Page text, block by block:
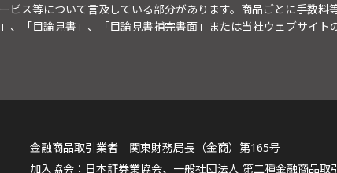
ビス等について言及している部分があります。商品ごとに手数料
、「目論見書」、「目論見書補完書面」または当社ウェブサイト
金融商品取引業者 関東財務局長（金商）第165号
日本証券業協会、一般社団法人 第二種金融商品取